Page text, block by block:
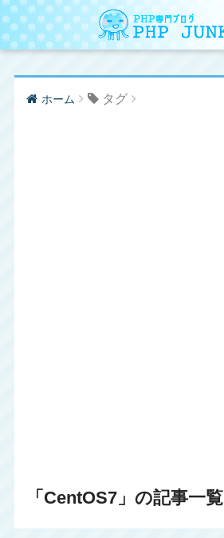
ホーム タグ
「CentOS7」の記事一覧